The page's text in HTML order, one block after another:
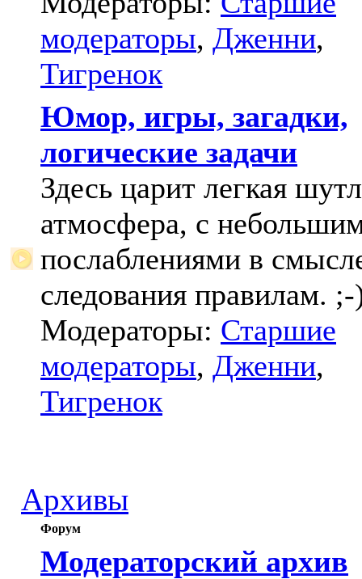
модераторы, Дженни,
Тигренок
Юмор, игры, загадки,
логические задачи
Здесь царит легкая
атмосфера, с
послаблениями в
следования правилам.
Модераторы: Старшие
модераторы, Дженни,
Тигренок
Архивы
Форум
Модераторский архив